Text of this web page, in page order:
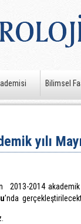
Bilimsel
yılı
2014 akademik
’nda